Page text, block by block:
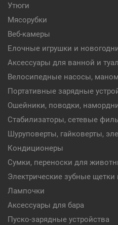
Утюги
Мясорубки
Веб-камеры
Елочные игрушки и
Аксессуары для ванной и
Велосипедные насосы,
Портативные зарядные
Ошейники, поводки,
Стабилизаторы, сетевые
Шуруповерты, гайковерты,
Кондиционеры
Сумки, переноски для
Электрические зубные щетки
Лампочки
Аксессуары для бара
Пуско-зарядные устройства